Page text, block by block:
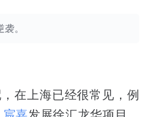
。
在上海已经很常见，例
宸嘉发展徐汇龙华项目、